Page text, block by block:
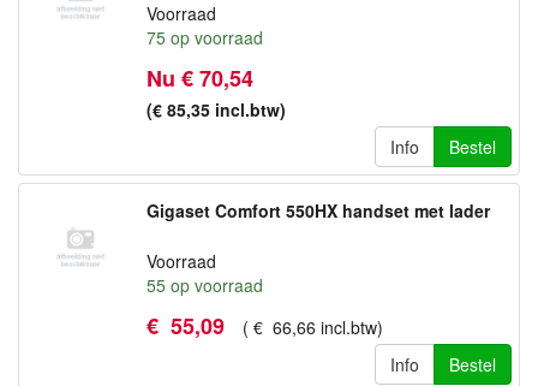
Voorraad
75 op voorraad
Nu € 70,54
(€ 85,35 incl.btw)
Info
Bestel
Gigaset Comfort 550HX handset met lader
Voorraad
55 op voorraad
€ 55,09 ( € 66,66 incl.btw)
Info
Bestel